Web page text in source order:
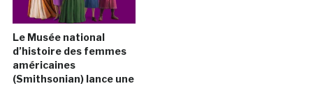
Le Musée national
d’histoire des femmes
américaines
(Smithsonian) lance une